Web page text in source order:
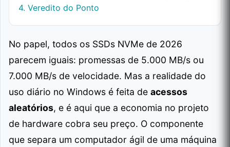
4. Veredito do Ponto
No papel, todos os SSDs NVMe de 2026
parecem iguais: promessas de 5.000 MB/s ou
7.000 MB/s de velocidade. Mas a realidade do
uso diário no Windows é feita de acessos
aleatórios, e é aqui que a economia no projeto
de hardware cobra seu preço. O componente
que separa um computador ágil de uma máquina